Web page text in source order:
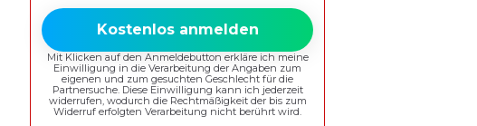
Kostenlos anmelden
Mit Klicken auf den Anmeldebutton erkläre ich meine
Einwilligung in die Verarbeitung der Angaben zum
eigenen und zum gesuchten Geschlecht für die
Partnersuche. Diese Einwilligung kann ich jederzeit
widerrufen, wodurch die Rechtmäßigkeit der bis zum
Widerruf erfolgten Verarbeitung nicht berührt wird.